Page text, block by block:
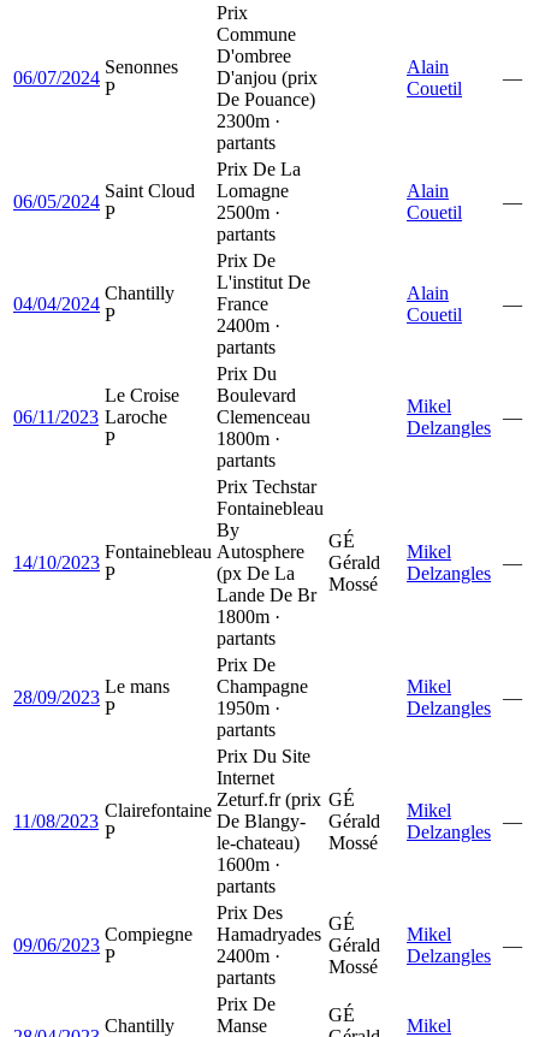
06/07/2024
Senonnes
P
Prix
Commune
D'ombree
D'anjou (prix
De Pouance)
2300m ·
partants
Alain
Couetil
—
06/05/2024
Saint Cloud
P
Prix De La
Lomagne
2500m ·
partants
Alain
Couetil
—
04/04/2024
Chantilly
P
Prix De
L'institut De
France
2400m ·
partants
Alain
Couetil
—
06/11/2023
Le Croise
Laroche
P
Prix Du
Boulevard
Clemenceau
1800m ·
partants
Mikel
Delzangles
—
14/10/2023
Fontainebleau
P
Prix Techstar
Fontainebleau
By
Autosphere
(px De La
Lande De Br
1800m ·
partants
GÉ
Gérald
Mossé
Mikel
Delzangles
—
28/09/2023
Le mans
P
Prix De
Champagne
1950m ·
partants
Mikel
Delzangles
—
11/08/2023
Clairefontaine
P
Prix Du Site
Internet
Zeturf.fr (prix
De Blangy-
le-chateau)
1600m ·
partants
GÉ
Gérald
Mossé
Mikel
Delzangles
—
09/06/2023
Compiegne
P
Prix Des
Hamadryades
2400m ·
partants
GÉ
Gérald
Mossé
Mikel
Delzangles
—
Chantilly
Prix De
Manse
GÉ
Mikel